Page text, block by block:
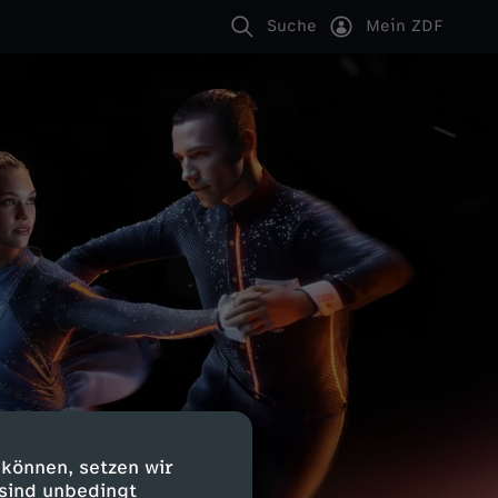
setzen wir
unbedingt
Suche Mein ZDF